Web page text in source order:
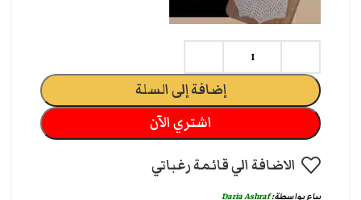
إضافة إلى السلة
اشتري الآن
الاضافة الي قائمة رغباتي
يباع بواسطة:Daria Ashraf